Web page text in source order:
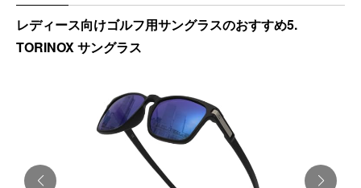
レディース向けゴルフ用サングラスのおすすめ5.
TORINOX サングラス